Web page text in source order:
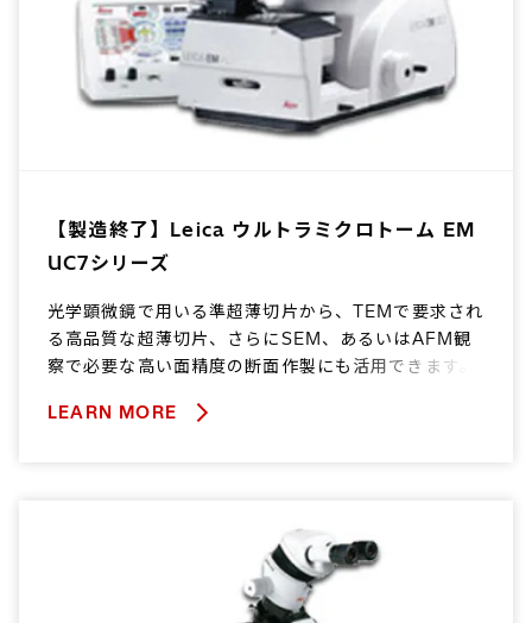
【製造終了】Leica ウルトラミクロトーム EM
UC7シリーズ
光学顕微鏡で用いる準超薄切片から、TEMで要求され
る高品質な超薄切片、さらにSEM、あるいはAFM観
察で必要な高い面精度の断面作製にも活用できます。
LEARN MORE